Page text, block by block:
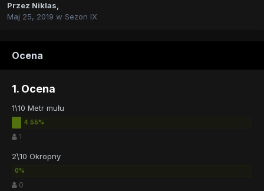
Przez Niklas,
Maj 25, 2019 w Sezon IX
Ocena
1. Ocena
1\10 Metr mułu
1
2\10 Okropny
0